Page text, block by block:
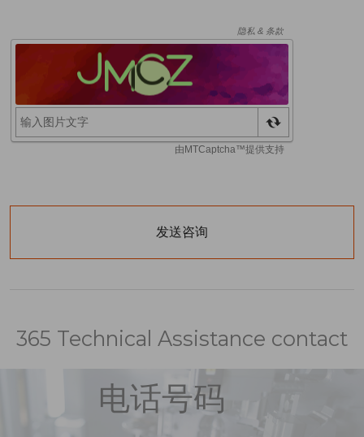
365 Technical Assistance contact
电话号码